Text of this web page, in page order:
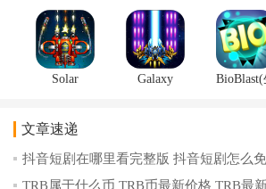
安卓版
v1.0.4
Squad(太
阳战队安
卓版)v0.8
像素飞
大战安
版
Solar
版)0.9
Galaxy
BioBlast(
文章速递
抖音短剧在哪里看完整版 抖音短剧怎么
TRB属于什么币 TRB币最新价格 TRB最